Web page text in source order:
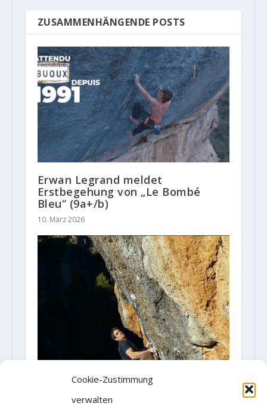
Cookie-Zustimmung
verwalten
ZUSAMMENHÄNGENDE POSTS
Erwan Legrand meldet
Erstbegehung von „Le Bombé
Bleu“ (9a+/b)
10. März 2026